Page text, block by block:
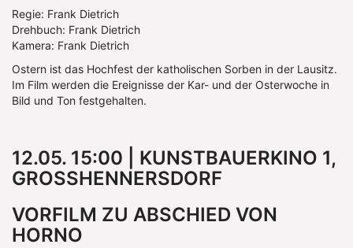
Regie: Frank Dietrich
Drehbuch: Frank Dietrich
Kamera: Frank Dietrich
Ostern ist das Hochfest der katholischen Sorben in der Lausitz.
Im Film werden die Ereignisse der Kar- und der Osterwoche in
Bild und Ton festgehalten.
12.05. 15:00 | KUNSTBAUERKINO 1,
GROSSHENNERSDORF
VORFILM ZU ABSCHIED VON
HORNO